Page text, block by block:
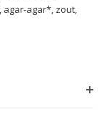
agar-agar*, zout,